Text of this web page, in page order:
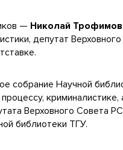
— Николай
депутат
собрание Научной
Верховного Совета
библиотеки ТГУ.